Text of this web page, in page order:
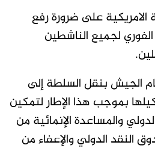
على ضرورة رفع
الفوري لجميع الناشطين
الجيش بنقل السلطة إلى
بموجب هذا الإطار لتمكين
والمساعدة الإنمائية من
النقد الدولي والإعفاء من